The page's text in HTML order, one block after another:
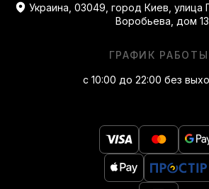
Украина, 03049, город Киев, улица
Воробьева, дом
ГРАФИК РАБОТЫ
с 10:00 до 22:00 без